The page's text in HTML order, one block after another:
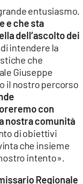
entusiasmo.
e che sta
dell’ascolto dei
intendere la
che
Giuseppe
il nostro percorso
con
nostra comunità
di obiettivi
che insieme
intento».
Regionale